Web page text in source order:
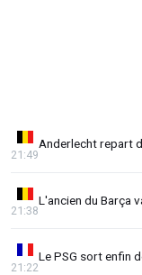
Anderlecht repart
21:49
L'ancien du Barça
21:38
Le PSG sort enfin
21:22